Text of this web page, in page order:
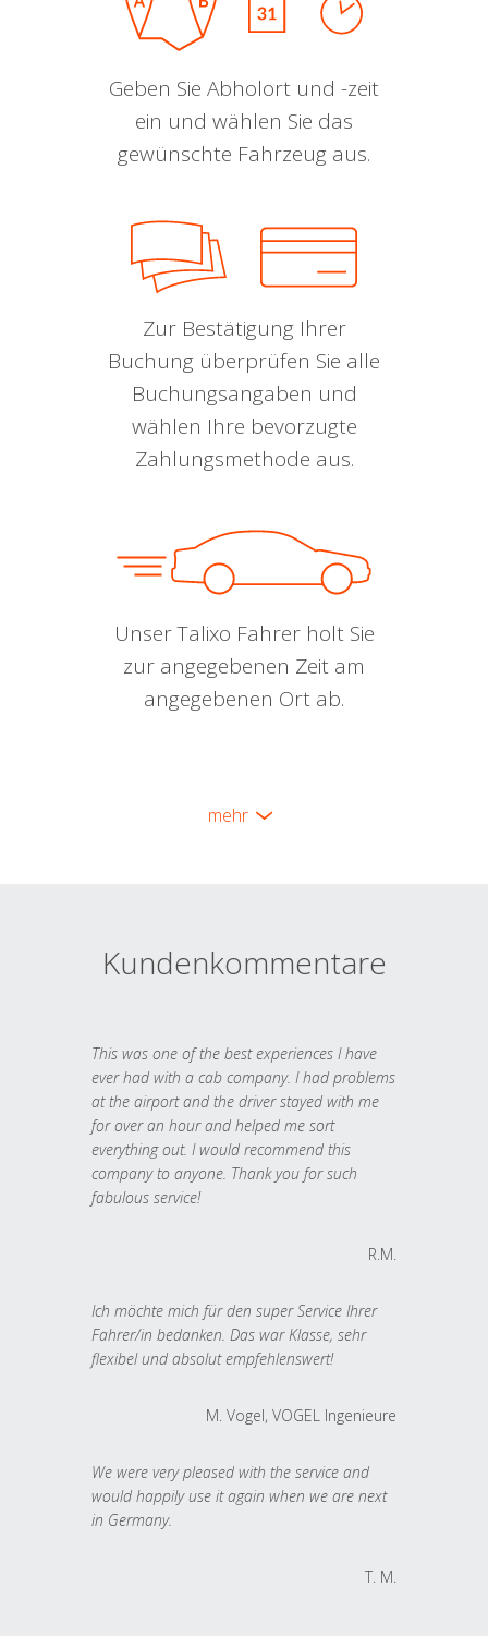
Geben Sie Abholort und -zeit
ein und wählen Sie das
gewünschte Fahrzeug aus.
Zur Bestätigung Ihrer
Buchung überprüfen Sie alle
Buchungsangaben und
wählen Ihre bevorzugte
Zahlungsmethode aus.
Unser Talixo Fahrer holt Sie
zur angegebenen Zeit am
angegebenen Ort ab.
mehr
Kundenkommentare
This was one of the best experiences I have
ever had with a cab company. I had problems
at the airport and the driver stayed with me
for over an hour and helped me sort
everything out. I would recommend this
company to anyone. Thank you for such
fabulous service!
R.M.
Ich möchte mich für den super Service Ihrer
Fahrer/in bedanken. Das war Klasse, sehr
flexibel und absolut empfehlenswert!
M. Vogel, VOGEL Ingenieure
We were very pleased with the service and
would happily use it again when we are next
in Germany.
T. M.